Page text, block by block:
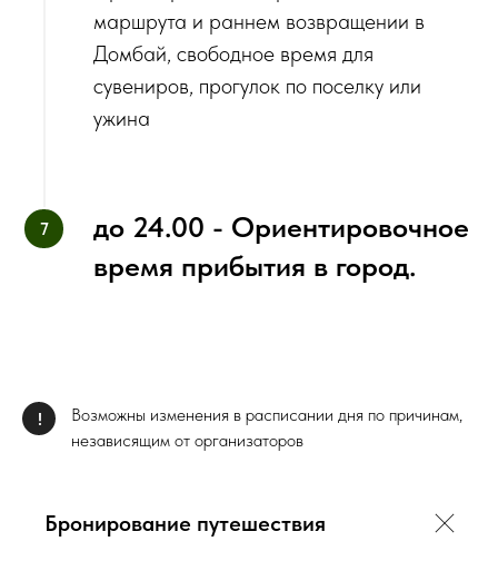
маршрута и раннем возвращении в
Домбай, свободное время для
сувениров, прогулок по поселку или
ужина
до 24.00 - Ориентировочное
время прибытия в город.
!
Возможны изменения в расписании дня по причинам,
независящим от организаторов
Бронирование путешествия